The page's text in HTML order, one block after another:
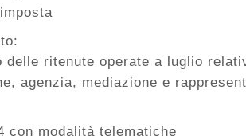
delle ritenute operate a luglio
agenzia, mediazione e
con modalità telematiche